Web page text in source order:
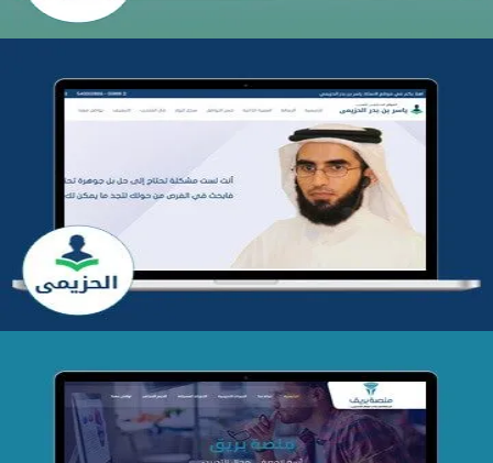
تطوير موقع المدرب ياسر الحزيمي
التفاصيل
تصميم منصة بريق